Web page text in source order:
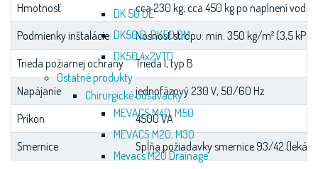
DK 50 DE
DK50 D, DK50 DM
DK50 4x2VTD
Ostatné produkty
Chirurgické odsávačky
MEVACS M40, M50
MEVACS M20, M30
Mevacs M20 Drainage
Hmotnosť
cca 230 kg, cca 450 kg po naplnení vodou
Podmienky inštalácie
Nosnosť stropu: min. 350 kg/m² (3,5 kPa)
Trieda požiarnej ochrany
Trieda I, typ B
Napájanie
jednofázový 230 V, 50/60 Hz
Príkon
4500 VA
Smernice
Spĺňa požiadavky smernice 93/42